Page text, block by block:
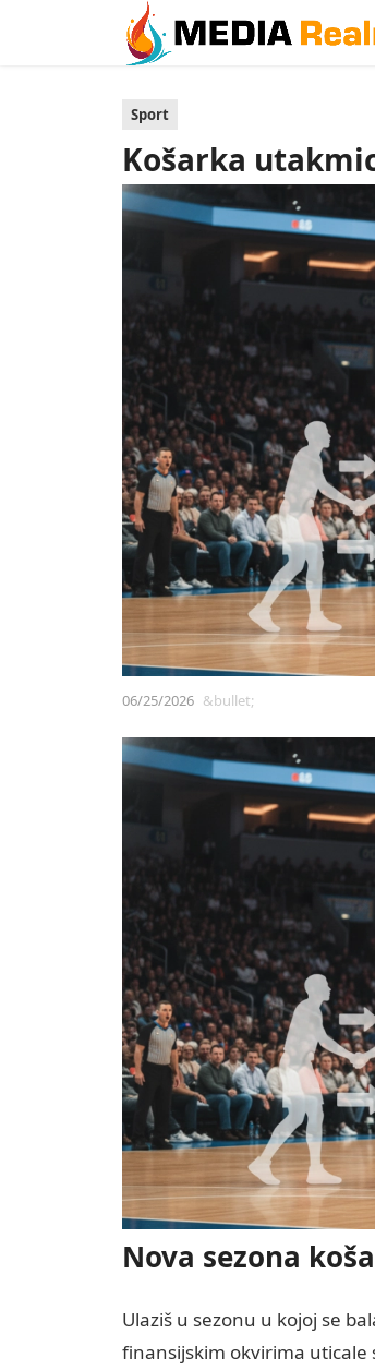
Sport
Košarka
06/25/2026 &bullet;
Nova sezona
Ulaziš u sezonu u kojoj se
finansijskim okvirima